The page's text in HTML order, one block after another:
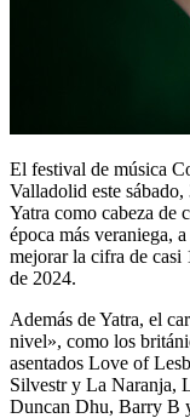
El festival de música
Valladolid este
Yatra como cabeza de
época más veraniega,
mejorar la cifra de casi
de 2024.
Además de Yatra, el
nivel», como los
asentados Love of
Silvestr y La Naranja,
Duncan Dhu, Barry B